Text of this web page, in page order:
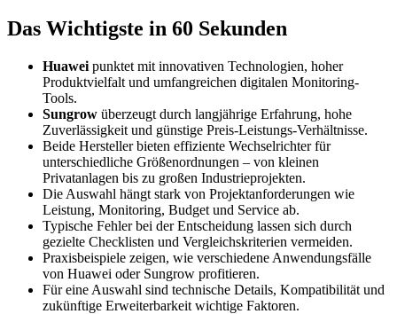
Das Wichtigste in 60 Sekunden
Huawei punktet mit innovativen Technologien, hoher
Produktvielfalt und umfangreichen digitalen Monitoring-
Tools.
Sungrow überzeugt durch langjährige Erfahrung, hohe
Zuverlässigkeit und günstige Preis-Leistungs-Verhältnisse.
Beide Hersteller bieten effiziente Wechselrichter für
unterschiedliche Größenordnungen – von kleinen
Privatanlagen bis zu großen Industrieprojekten.
Die Auswahl hängt stark von Projektanforderungen wie
Leistung, Monitoring, Budget und Service ab.
Typische Fehler bei der Entscheidung lassen sich durch
gezielte Checklisten und Vergleichskriterien vermeiden.
Praxisbeispiele zeigen, wie verschiedene Anwendungsfälle
von Huawei oder Sungrow profitieren.
Für eine Auswahl sind technische Details, Kompatibilität und
zukünftige Erweiterbarkeit wichtige Faktoren.